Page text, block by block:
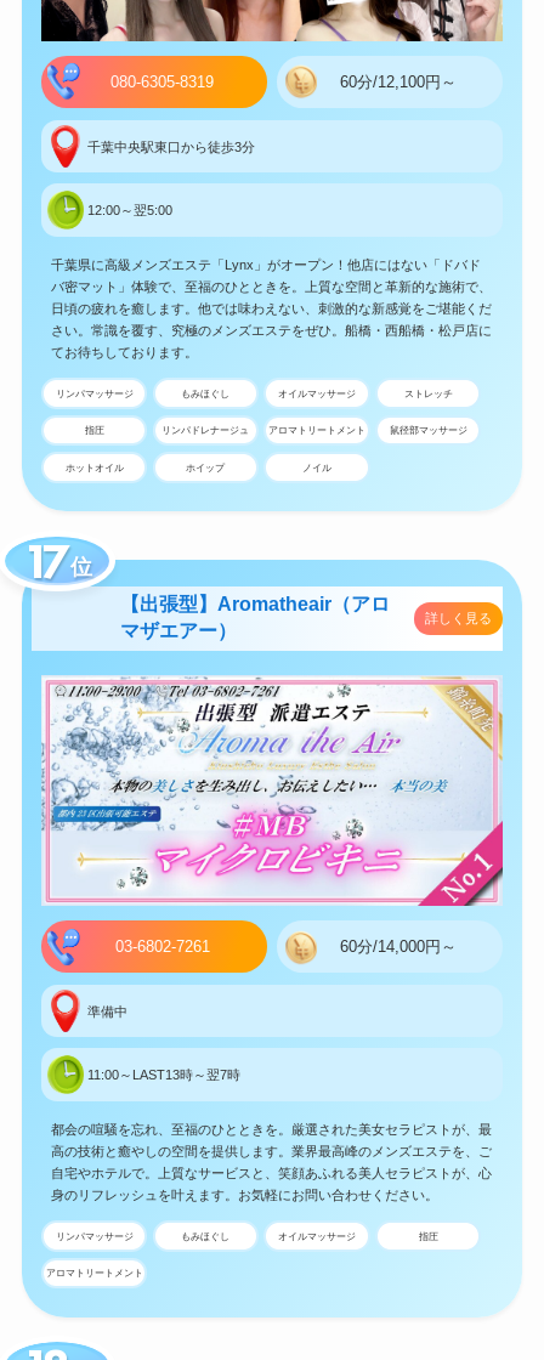
080-6305-8319 60分/12,100円～
千葉中央駅東口から徒歩3分
12:00～翌5:00
千葉県に高級メンズエステ「Lynx」がオープン！他店にはない「ドバド
バ密マット」体験で、至福のひとときを。上質な空間と革新的な施術で、
日頃の疲れを癒します。他では味わえない、刺激的な新感覚をご堪能くだ
さい。常識を覆す、究極のメンズエステをぜひ。船橋・西船橋・松戸店に
てお待ちしております。
リンパマッサージ もみほぐし オイルマッサージ ストレッチ
指圧 リンパドレナージュ アロマトリートメント 鼠径部マッサージ
ホットオイル ホイップ ノイル
位
【出張型】Aromatheair（アロ
マザエアー）
詳しく見る
03-6802-7261 60分/14,000円～
準備中
11:00～LAST13時～翌7時
都会の喧騒を忘れ、至福のひとときを。厳選された美女セラピストが、最
高の技術と癒やしの空間を提供します。業界最高峰のメンズエステを、ご
自宅やホテルで。上質なサービスと、笑顔あふれる美人セラピストが、心
身のリフレッシュを叶えます。お気軽にお問い合わせください。
リンパマッサージ もみほぐし オイルマッサージ 指圧
アロマトリートメント